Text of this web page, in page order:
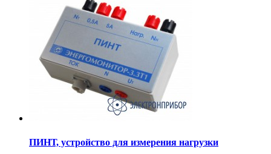
ПИНТ, устройство для измерения нагрузки